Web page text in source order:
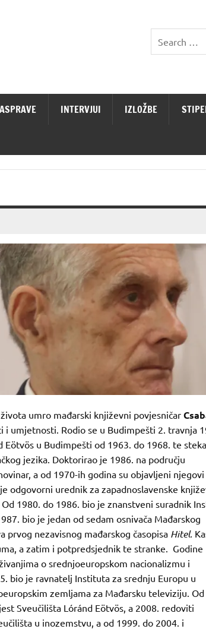
INTERVJUI IZLOŽBE
umro mađarski književni povjesničar
i umjetnosti. Rodio se u Budimpešti 2. travnja
u Budimpešti od 1963. do 1968. te
jezika. Doktorirao je 1986. na području
a od 1970-ih godina su objavljeni
odgovorni urednik za zapadnoslavenske
1980. do 1986. bio je znanstveni suradnik
bio je jedan od sedam osnivača Mađarskog
nezavisnog mađarskog časopisa Hitel.
a zatim i potpredsjednik te stranke. Godine
o ​​srednjoeuropskom nacionalizmu i
bio je ravnatelj Instituta za srednju Europu u
zemljama za Mađarsku televiziju. Od
Sveučilišta Lóránd Eötvös, a 2008. redoviti
u inozemstvu, a od 1999. do 2004. i